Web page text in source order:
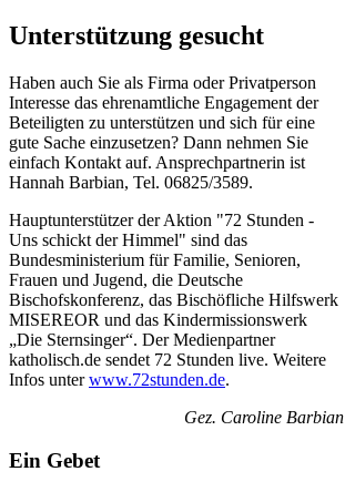
Unterstützung gesucht
Haben auch Sie als Firma oder Privatperson
Interesse das ehrenamtliche Engagement der
Beteiligten zu unterstützen und sich für eine
gute Sache einzusetzen? Dann nehmen Sie
einfach Kontakt auf. Ansprechpartnerin ist
Hannah Barbian, Tel. 06825/3589.
Hauptunterstützer der Aktion "72 Stunden -
Uns schickt der Himmel" sind das
Bundesministerium für Familie, Senioren,
Frauen und Jugend, die Deutsche
Bischofskonferenz, das Bischöfliche Hilfswerk
MISEREOR und das Kindermissionswerk
„Die Sternsinger“. Der Medienpartner
katholisch.de sendet 72 Stunden live. Weitere
Infos unterwww.72stunden.de.
Gez. Caroline Barbian
Ein Gebet